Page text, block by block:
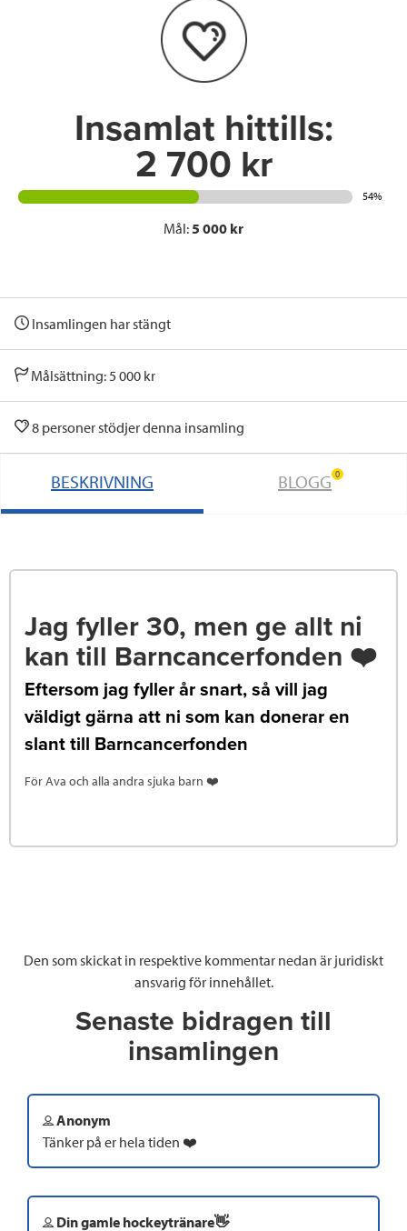
e
I
n
Insamlat hittills:
2 700 kr
54%
Mål:5 000 kr
Insamlingen har stängt
Målsättning: 5 000 kr
8 personer stödjer denna insamling
BESKRIVNING BLOGG 0
Jag fyller 30, men ge allt ni
kan till Barncancerfonden ❤️
Eftersom jag fyller år snart, så vill jag
väldigt gärna att ni som kan donerar en
slant till Barncancerfonden
För Ava och alla andra sjuka barn ❤️
Den som skickat in respektive kommentar nedan är juridiskt
ansvarig för innehållet.
Senaste bidragen till
insamlingen
Anonym
Tänker på er hela tiden ❤️
Din gamle hockeytränare👋